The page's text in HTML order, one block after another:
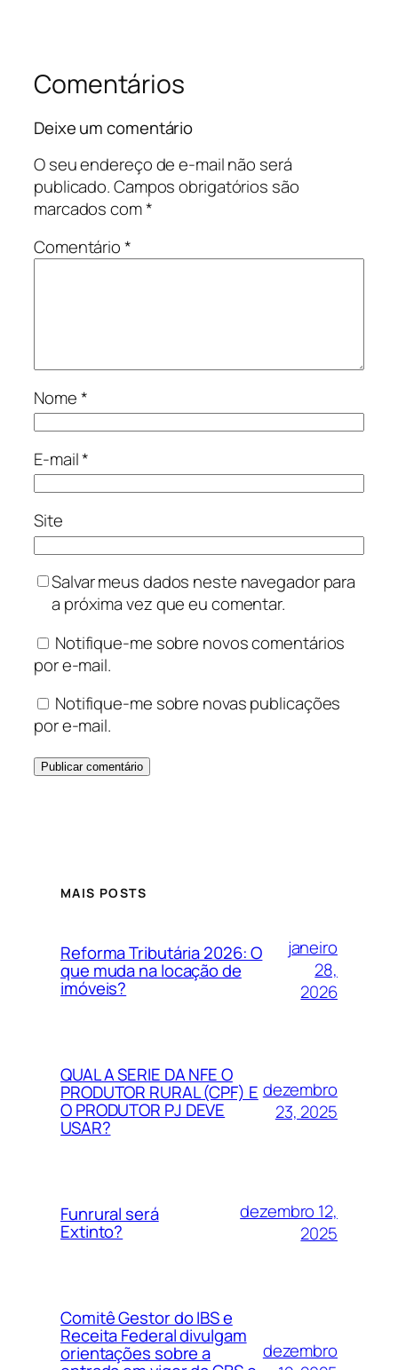
Comentários
Deixe um comentário
O seu endereço de e-mail não será
publicado.Campos obrigatórios são
marcados com*
Comentário*
Nome*
E-mail*
Site
Salvar meus dados neste navegador para
a próxima vez que eu comentar.
Notifique-me sobre novos comentários
por e-mail.
Notifique-me sobre novas publicações
por e-mail.
MAIS POSTS
Reforma Tributária 2026: O
que muda na locação de
imóveis?
janeiro
28,
2026
QUAL A SERIE DA NFE O
PRODUTOR RURAL (CPF) E
O PRODUTOR PJ DEVE
USAR?
dezembro
23, 2025
Funrural será
Extinto?
dezembro 12,
2025
Comitê Gestor do IBS e
Receita Federal divulgam
orientações sobre a
dezembro